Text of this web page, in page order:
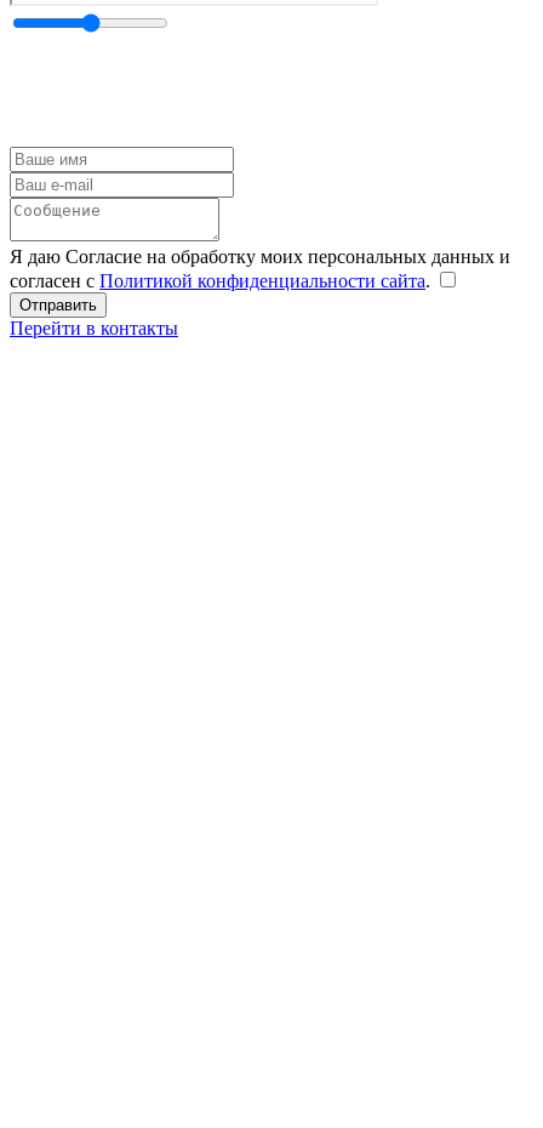
Я даю Согласие на обработку моих персональных данных и
согласен с Политикой конфиденциальности сайта.
Перейти в контакты